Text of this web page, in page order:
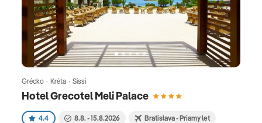
Hotel Grecotel Meli Palace
Grécko · Kréta · Sissi
4.4 8.8. - 15.8.2026 Bratislava - Priamy let